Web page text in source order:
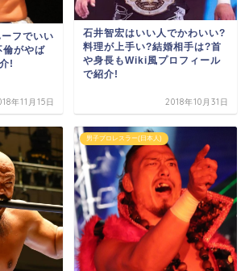
フでいい
倫がやば
!
年11月15日
石井智宏はいい人でかわいい?
料理が上手い?結婚相手は?首
や身長もWiki風プロフィール
で紹介!
2018年10月31日
男子プロレスラー(日本人)